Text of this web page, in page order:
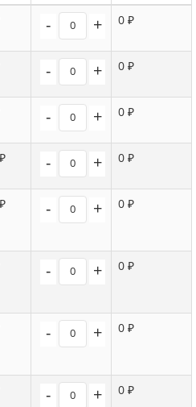
- + 0 ₽
- + 0 ₽
- + 0 ₽
- + 0 ₽
- + 0 ₽
- + 0 ₽
- + 0 ₽
- + 0 ₽